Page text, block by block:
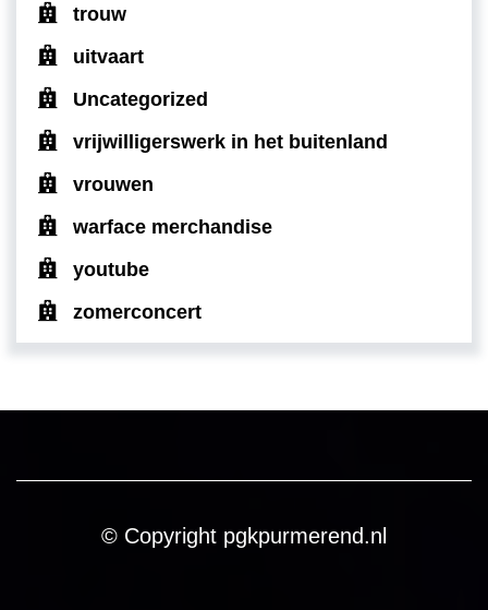
trouw
uitvaart
Uncategorized
vrijwilligerswerk in het buitenland
vrouwen
warface merchandise
youtube
zomerconcert
© Copyright pgkpurmerend.nl